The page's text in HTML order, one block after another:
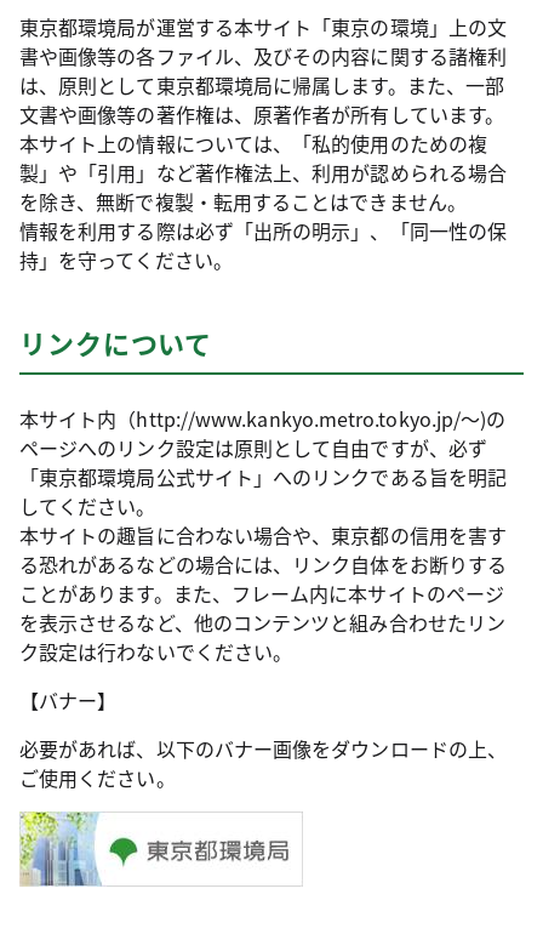
東京都環境局が運営する本サイト「東京の環境」上の文
書や画像等の各ファイル、及びその内容に関する諸権利
は、原則として東京都環境局に帰属します。また、一部
文書や画像等の著作権は、原著作者が所有しています。
本サイト上の情報については、「私的使用のための複
製」や「引用」など著作権法上、利用が認められる場合
を除き、無断で複製・転用することはできません。
情報を利用する際は必ず「出所の明示」、「同一性の保
持」を守ってください。
リンクについて
本サイト内（http://www.kankyo.metro.tokyo.jp/～)の
ページへのリンク設定は原則として自由ですが、必ず
「東京都環境局公式サイト」へのリンクである旨を明記
してください。
本サイトの趣旨に合わない場合や、東京都の信用を害す
る恐れがあるなどの場合には、リンク自体をお断りする
ことがあります。また、フレーム内に本サイトのページ
を表示させるなど、他のコンテンツと組み合わせたリン
ク設定は行わないでください。
【バナー】
必要があれば、以下のバナー画像をダウンロードの上、
ご使用ください。